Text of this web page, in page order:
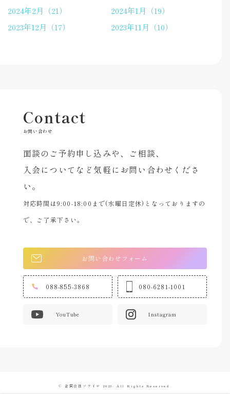
2024年2月（21）
2024年1月（19）
2023年12月（17）
2023年11月（10）
Contact
お問い合わせ
面談のご予約申し込みや、ご相談、
入会についてなど気軽にお問い合わせくださ
い。
対応時間は9:00-18:00まで(水曜日定休)となっておりますの
で、ご了承下さい。
お問い合わせフォーム
088-855-3868 080-6281-1001
YouTube Instagram
© 合同会社ソライロ 2023- All Rights Reserved.